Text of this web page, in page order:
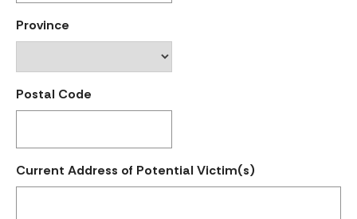
Province
Postal Code
Current Address of Potential Victim(s)